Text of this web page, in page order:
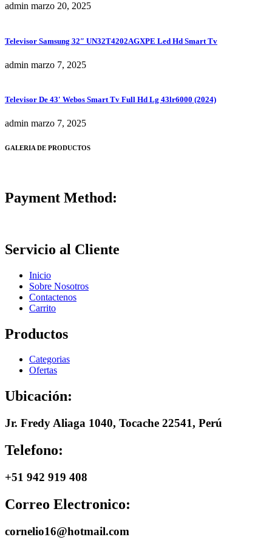
admin marzo 20, 2025
Televisor Samsung 32″ UN32T4202AGXPE Led Hd Smart Tv
admin marzo 7, 2025
Televisor De 43′ Webos Smart Tv Full Hd Lg 43lr6000 (2024)
admin marzo 7, 2025
GALERIA DE PRODUCTOS
Payment Method:
Servicio al Cliente
Inicio
Sobre Nosotros
Contactenos
Carrito
Productos
Categorias
Ofertas
Ubicación:
Jr. Fredy Aliaga 1040, Tocache 22541, Perú
Telefono:
+51 942 919 408
Correo Electronico:
cornelio16@hotmail.com